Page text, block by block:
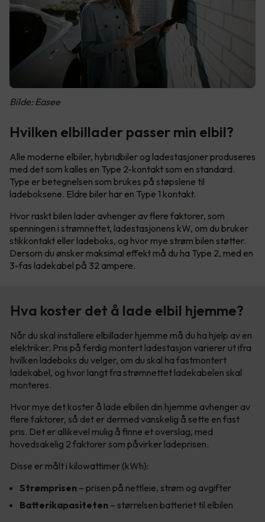
Bilde: Easee
Hvilken elbillader passer min elbil?
Alle moderne elbiler, hybridbiler og ladestasjoner produseres
med det som kalles en Type 2-kontakt som en standard.
Type er betegnelsen som brukes på støpslene til
ladeboksene. Eldre biler har en Type 1 kontakt.
Hvor raskt bilen lader avhenger av flere faktorer, som
spenningen i strømnettet, ladestasjonens kW, om du bruker
stikkontakt eller ladeboks, og hvor mye strøm bilen støtter.
Dersom du ønsker maksimal effekt må du ha Type 2, med en
3-fas ladekabel på 32 ampere.
Hva koster det å lade elbil hjemme?
Når du skal installere elbillader hjemme må du ha hjelp av en
elektriker. Pris på ferdig montert ladestasjon varierer ut ifra
hvilken ladeboks du velger, om du skal ha fastmontert
ladekabel, og hvor langt fra strømnettet ladekabelen skal
monteres.
Hvor mye det koster å lade elbilen din hjemme avhenger av
flere faktorer, så det er dermed vanskelig å sette en fast
pris. Det er allikevel mulig å finne et overslag, med
hovedsakelig 2 faktorer som påvirker ladeprisen.
Disse er målt i kilowattimer (kWh):
Strømprisen – prisen på nettleie, strøm og avgifter
Batterikapasiteten – størrelsen batteriet til elbilen